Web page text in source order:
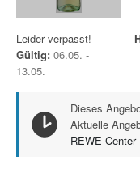
Leider verpasst!
Gültig: 06.05. -
13.05.
Dieses
Aktuelle
REWE Center